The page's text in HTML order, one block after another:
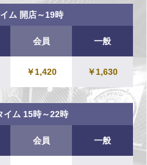
ム 開店～19時
会員 一般
￥1,420 ￥1,630
イム 15時～22時
会員 一般